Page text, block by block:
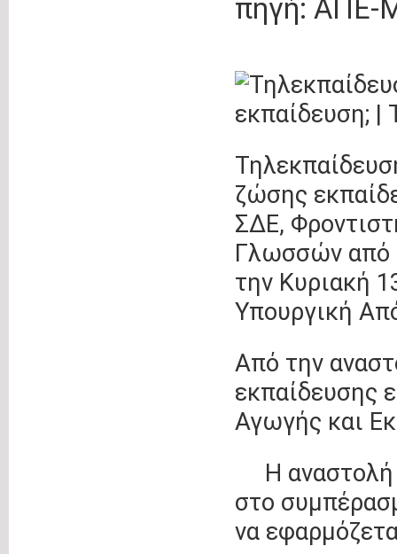
πηγή: ΑΠΕ-
ζώσης
ΣΔΕ,
Γλωσσών από
την Κυριακή
Υπουργική
Από την
εκπαίδευσης
Αγωγής και
Η
στο
να